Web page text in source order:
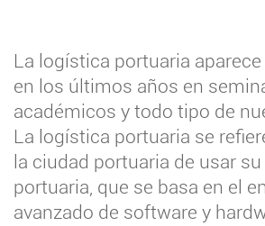
La logística portuaria
en los últimos años en
académicos y todo tipo de
La logística portuaria se
la ciudad portuaria de usar
portuaria, que se basa en el
avanzado de software y